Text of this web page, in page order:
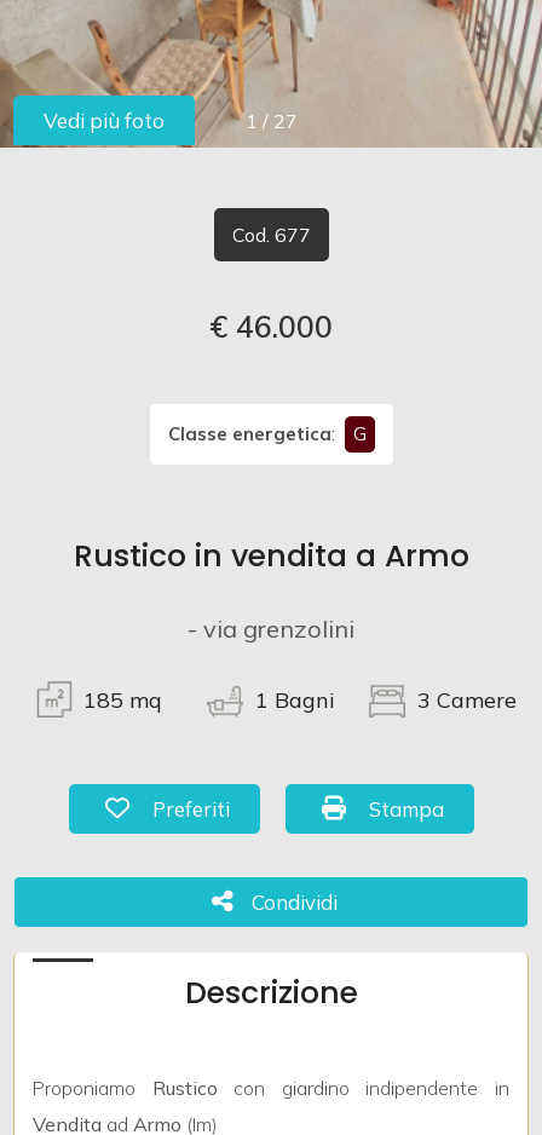
1 / 27
Vedi più foto
Cod. 677
€ 46.000
Classe energetica: G
Rustico in vendita a Armo
- via grenzolini
185 mq 1 Bagni 3 Camere
Preferiti: Cod. 677
Preferiti Stampa: Cod. 677
Stampa
Condividi
Condividi
Descrizione
Proponiamo Rustico con giardino indipendente in
Vendita adArmo (Im)
LAVORA
CON
NOI
Provincia
Comune
Terreni